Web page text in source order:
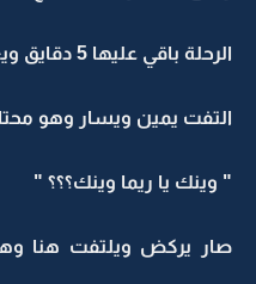
الرحلة باقي عليها 5 دقايق ويعلن عنها
التفت يمين ويسار وهو
" وينك يا ريما وينك؟؟؟ "
صار يركض ويلتفت هنا